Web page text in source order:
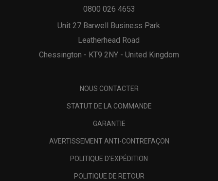
Unit 27 Barwell Business Park
Leatherhead Road
Chessington - KT9 2NY - United Kingdom
0800 026 4653
NOUS CONTACTER
STATUT DE LA COMMANDE
GARANTIE
AVERTISSEMENT ANTI-CONTREFAÇON
POLITIQUE D'EXPÉDITION
POLITIQUE DE RETOUR